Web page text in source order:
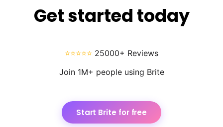
Get started today
⭐⭐⭐⭐⭐ 25000+ Reviews
Join 1M+ people using Brite
Start Brite for free